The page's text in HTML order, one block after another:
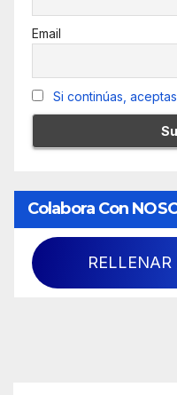
Email
Si continúas,
Colabora Con